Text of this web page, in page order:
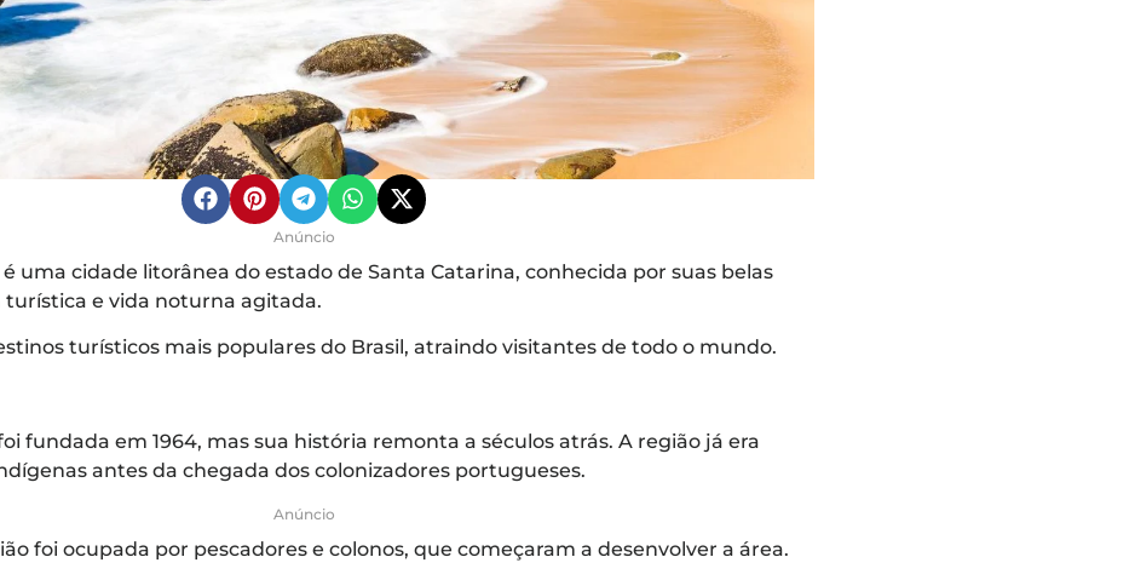
Anúncio
é uma cidade litorânea do estado de Santa Catarina, conhecida por suas belas
e vida noturna agitada.
turísticos mais populares do Brasil, atraindo visitantes de todo o mundo.
fundada em 1964, mas sua história remonta a séculos atrás. A região já era
antes da chegada dos colonizadores portugueses.
Anúncio
foi ocupada por pescadores e colonos, que começaram a desenvolver a área.